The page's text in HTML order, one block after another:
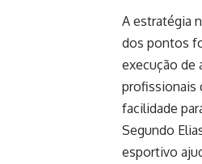
A estratégia
dos pontos
execução de
profissionais
facilidade
Segundo
esportivo